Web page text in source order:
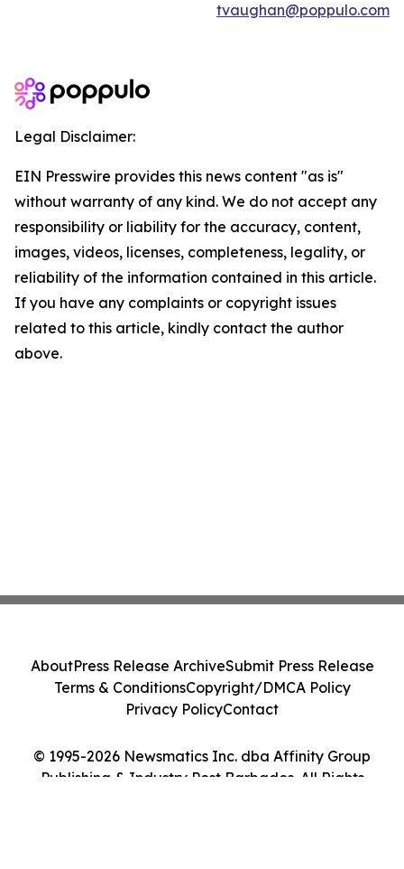
tvaughan@poppulo.com
Legal Disclaimer:
EIN Presswire provides this news content "as is"
without warranty of any kind. We do not accept any
responsibility or liability for the accuracy, content,
images, videos, licenses, completeness, legality, or
reliability of the information contained in this article.
If you have any complaints or copyright issues
related to this article, kindly contact the author
above.
© 1995-2026 Newsmatics Inc. dba Affinity Group
Publishing & Industry Post Barbados. All Rights
AboutPress Release ArchiveSubmit Press Release
Terms & ConditionsCopyright/DMCA Policy
Privacy PolicyContact